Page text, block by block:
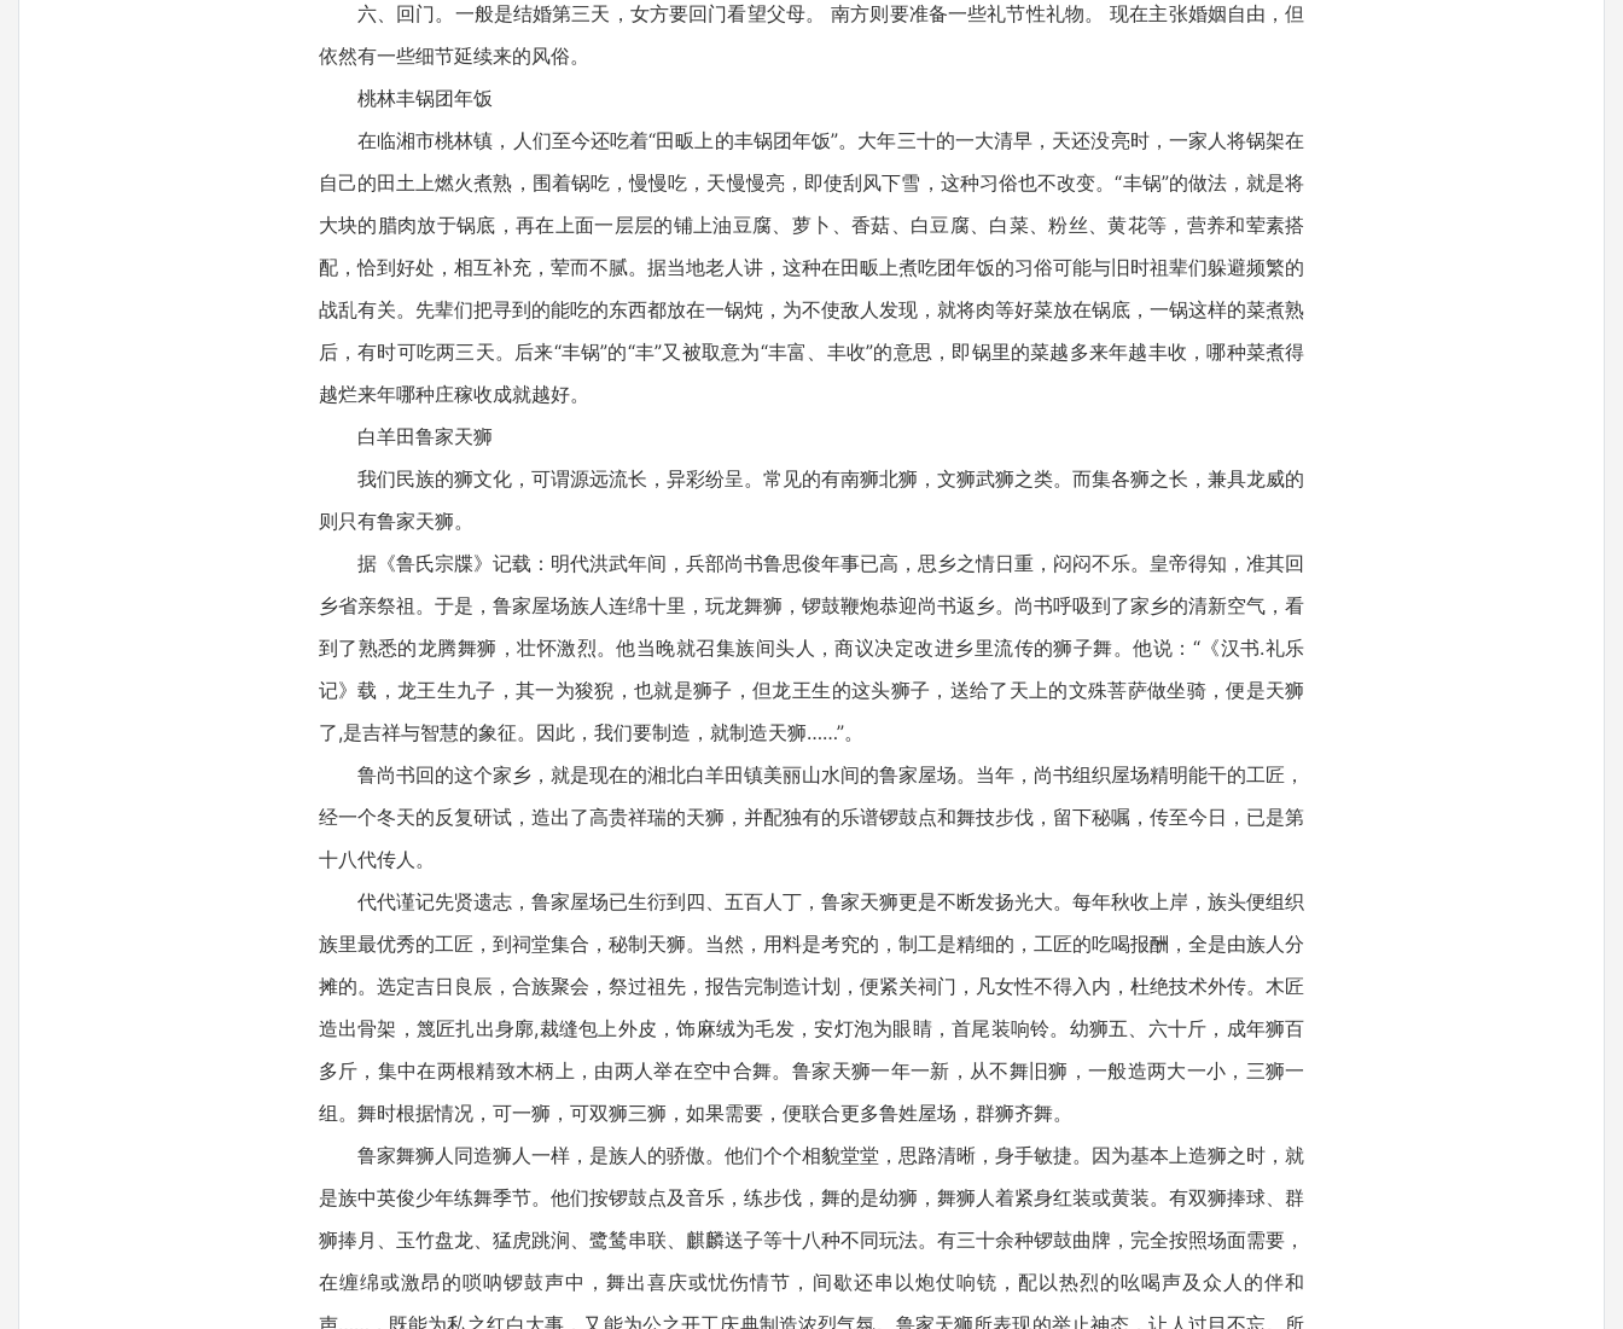
六、回门。一般是结婚第三天，女方要回门看望父母。 南方则要准备一些礼节性礼物。 现在主张婚姻自由，但
依然有一些细节延续来的风俗。
桃林丰锅团年饭
在临湘市桃林镇，人们至今还吃着“田畈上的丰锅团年饭”。大年三十的一大清早，天还没亮时，一家人将锅架在
自己的田土上燃火煮熟，围着锅吃，慢慢吃，天慢慢亮，即使刮风下雪，这种习俗也不改变。“丰锅”的做法，就是将
大块的腊肉放于锅底，再在上面一层层的铺上油豆腐、萝卜、香菇、白豆腐、白菜、粉丝、黄花等，营养和荤素搭
配，恰到好处，相互补充，荤而不腻。据当地老人讲，这种在田畈上煮吃团年饭的习俗可能与旧时祖辈们躲避频繁的
战乱有关。先辈们把寻到的能吃的东西都放在一锅炖，为不使敌人发现，就将肉等好菜放在锅底，一锅这样的菜煮熟
后，有时可吃两三天。后来“丰锅”的“丰”又被取意为“丰富、丰收”的意思，即锅里的菜越多来年越丰收，哪种菜煮得
越烂来年哪种庄稼收成就越好。
白羊田鲁家天狮
我们民族的狮文化，可谓源远流长，异彩纷呈。常见的有南狮北狮，文狮武狮之类。而集各狮之长，兼具龙威的
则只有鲁家天狮。
据《鲁氏宗牒》记载：明代洪武年间，兵部尚书鲁思俊年事已高，思乡之情日重，闷闷不乐。皇帝得知，准其回
乡省亲祭祖。于是，鲁家屋场族人连绵十里，玩龙舞狮，锣鼓鞭炮恭迎尚书返乡。尚书呼吸到了家乡的清新空气，看
到了熟悉的龙腾舞狮，壮怀激烈。他当晚就召集族间头人，商议决定改进乡里流传的狮子舞。他说：“《汉书.礼乐
记》载，龙王生九子，其一为狻猊，也就是狮子，但龙王生的这头狮子，送给了天上的文殊菩萨做坐骑，便是天狮
了,是吉祥与智慧的象征。因此，我们要制造，就制造天狮……”。
鲁尚书回的这个家乡，就是现在的湘北白羊田镇美丽山水间的鲁家屋场。当年，尚书组织屋场精明能干的工匠，
经一个冬天的反复研试，造出了高贵祥瑞的天狮，并配独有的乐谱锣鼓点和舞技步伐，留下秘嘱，传至今日，已是第
十八代传人。
代代谨记先贤遗志，鲁家屋场已生衍到四、五百人丁，鲁家天狮更是不断发扬光大。每年秋收上岸，族头便组织
族里最优秀的工匠，到祠堂集合，秘制天狮。当然，用料是考究的，制工是精细的，工匠的吃喝报酬，全是由族人分
摊的。选定吉日良辰，合族聚会，祭过祖先，报告完制造计划，便紧关祠门，凡女性不得入内，杜绝技术外传。木匠
造出骨架，篾匠扎出身廓,裁缝包上外皮，饰麻绒为毛发，安灯泡为眼睛，首尾装响铃。幼狮五、六十斤，成年狮百
多斤，集中在两根精致木柄上，由两人举在空中合舞。鲁家天狮一年一新，从不舞旧狮，一般造两大一小，三狮一
组。舞时根据情况，可一狮，可双狮三狮，如果需要，便联合更多鲁姓屋场，群狮齐舞。
鲁家舞狮人同造狮人一样，是族人的骄傲。他们个个相貌堂堂，思路清晰，身手敏捷。因为基本上造狮之时，就
是族中英俊少年练舞季节。他们按锣鼓点及音乐，练步伐，舞的是幼狮，舞狮人着紧身红装或黄装。有双狮捧球、群
狮捧月、玉竹盘龙、猛虎跳涧、鹭鸶串联、麒麟送子等十八种不同玩法。有三十余种锣鼓曲牌，完全按照场面需要，
在缠绵或激昂的唢呐锣鼓声中，舞出喜庆或忧伤情节，间歇还串以炮仗响铳，配以热烈的吆喝声及众人的伴和
声……，既能为私之红白大事，又能为公之开工庆典制造浓烈气氛。鲁家天狮所表现的举止神态，让人过目不忘。所